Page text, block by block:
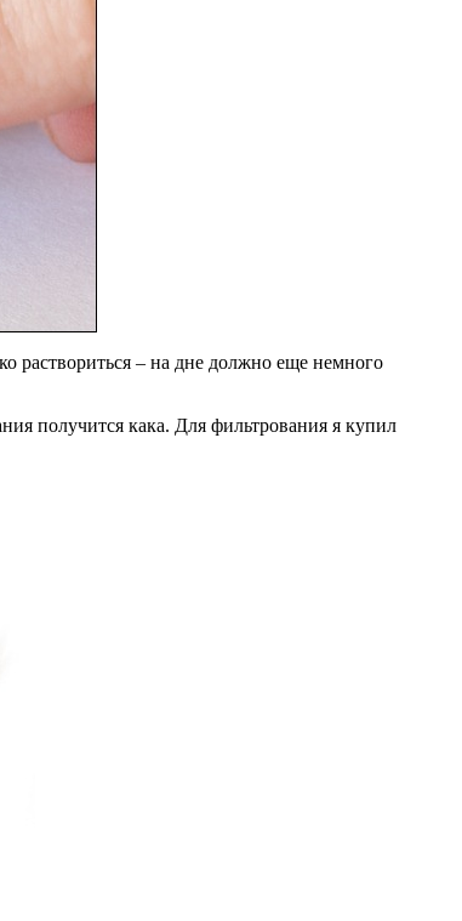
раствориться – на дне должно еще немного
получится кака. Для фильтрования я купил